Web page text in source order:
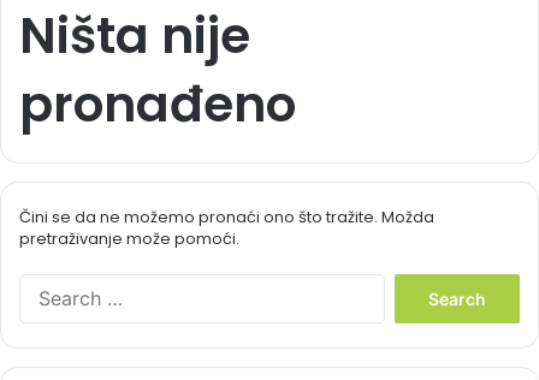
Ništa nije
pronađeno
Čini se da ne možemo pronaći ono što tražite. Možda
pretraživanje može pomoći.